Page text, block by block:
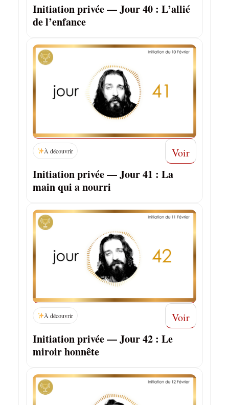
Initiation privée — Jour 40 : L’allié
de l’enfance
À découvrir Voir
Initiation privée — Jour 41 : La
main qui a nourri
À découvrir Voir
Initiation privée — Jour 42 : Le
miroir honnête